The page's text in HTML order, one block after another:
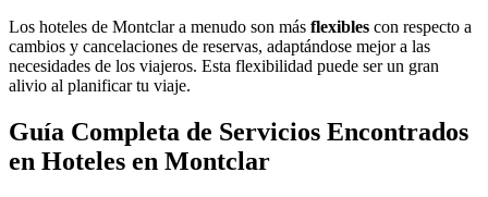
Los hoteles de Montclar a menudo son más flexibles con respecto a
cambios y cancelaciones de reservas, adaptándose mejor a las
necesidades de los viajeros. Esta flexibilidad puede ser un gran
alivio al planificar tu viaje.
Guía Completa de Servicios Encontrados
en Hoteles en Montclar